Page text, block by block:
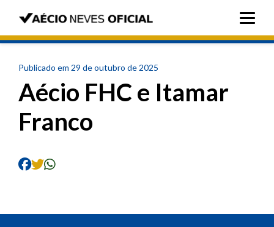
Publicado em 29 de outubro de 2025
Aécio FHC e Itamar
Franco